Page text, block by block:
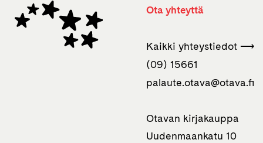
Ota yhteyttä
Kaikki yhteystiedot ⟶
(09) 15661
palaute.otava­@otava.fi
Otavan kirjakauppa
Uudenmaankatu 10